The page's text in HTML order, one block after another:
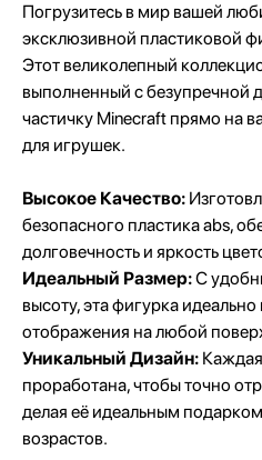
Погрузитесь в мир вашей
эксклюзивной пластиковой
Этот великолепный
выполненный с безупречной
частичку Minecraft прямо на
для игрушек.
Высокое Качество:
безопасного пластика abs,
долговечность и яркость
Идеальный Размер:С
высоту, эта фигурка
отображения на любой
Уникальный Дизайн:
проработана, чтобы точно
делая её идеальным
возрастов.